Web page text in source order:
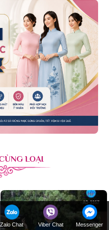
Zalo Chat Viber Chat Messenger
LOẠI